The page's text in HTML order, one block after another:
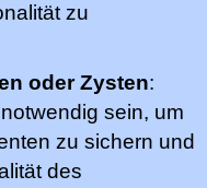
zu
oder Zysten:
sein, um
zu sichern und
des